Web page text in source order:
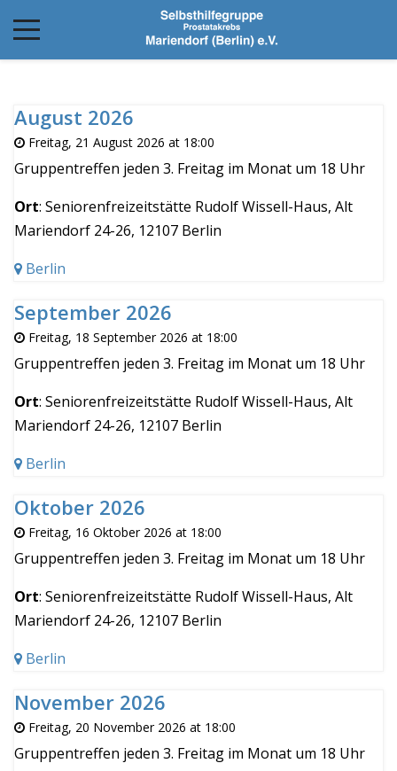
August 2026
Freitag, 21 August 2026 at 18:00
Gruppentreffen jeden 3. Freitag im Monat um 18 Uhr
Ort: Seniorenfreizeitstätte Rudolf Wissell-Haus, Alt
Mariendorf 24-26, 12107 Berlin
Berlin
September 2026
Freitag, 18 September 2026 at 18:00
Gruppentreffen jeden 3. Freitag im Monat um 18 Uhr
Ort: Seniorenfreizeitstätte Rudolf Wissell-Haus, Alt
Mariendorf 24-26, 12107 Berlin
Berlin
Oktober 2026
Freitag, 16 Oktober 2026 at 18:00
Gruppentreffen jeden 3. Freitag im Monat um 18 Uhr
Ort: Seniorenfreizeitstätte Rudolf Wissell-Haus, Alt
Mariendorf 24-26, 12107 Berlin
Berlin
November 2026
Freitag, 20 November 2026 at 18:00
Gruppentreffen jeden 3. Freitag im Monat um 18 Uhr